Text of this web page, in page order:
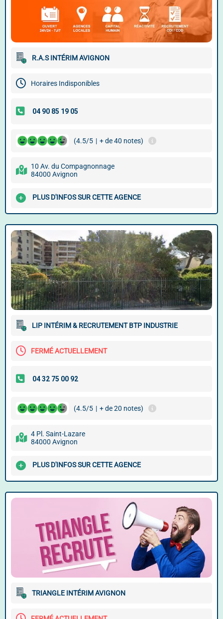
R.A.S INTÉRIM AVIGNON
Horaires Indisponibles
(4.5/5 | + de 40 notes)
10 Av. du Compagnonnage
84000 Avignon
PLUS D'INFOS SUR CETTE AGENCE
LIP INTÉRIM & RECRUTEMENT BTP INDUSTRIE
FERMÉ ACTUELLEMENT
(4.5/5 | + de 20 notes)
4 Pl. Saint-Lazare
84000 Avignon
PLUS D'INFOS SUR CETTE AGENCE
TRIANGLE INTÉRIM AVIGNON